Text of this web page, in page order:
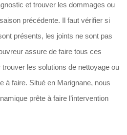
et trouver les dommages ou
précédente. Il faut vérifier si
présents, les joints ne sont pas
assure de faire tous ces
les solutions de nettoyage ou
à faire. Situé en Marignane, nous
prête à faire l’intervention